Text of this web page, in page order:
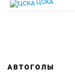
ЦСКА
АВТОГОЛЫ